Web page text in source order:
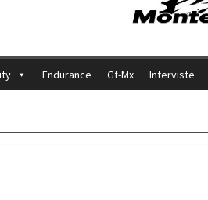
Endurance Gf-Mx Interviste